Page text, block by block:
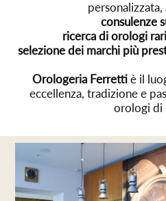
consulenze
ricerca di orologi
selezione dei marchi più
Orologeria Ferrettiè il
eccellenza, tradizione e
orologi di